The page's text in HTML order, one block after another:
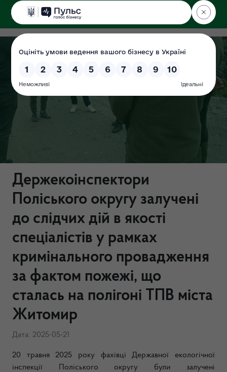
ДЕРЖЕКОІНСПЕКЦІЯ
Поліського округу
Держекоінспектори
Поліського округу залучені
до слідчих дій в якості
спеціалістів у рамках
кримінального провадження
за фактом пожежі, що
сталась на полігоні ТПВ міста
Житомир
Дата: 2025-05-21
20 травня 2025 року фахівці Державної екологічної
інспекції Поліського округу були залучені